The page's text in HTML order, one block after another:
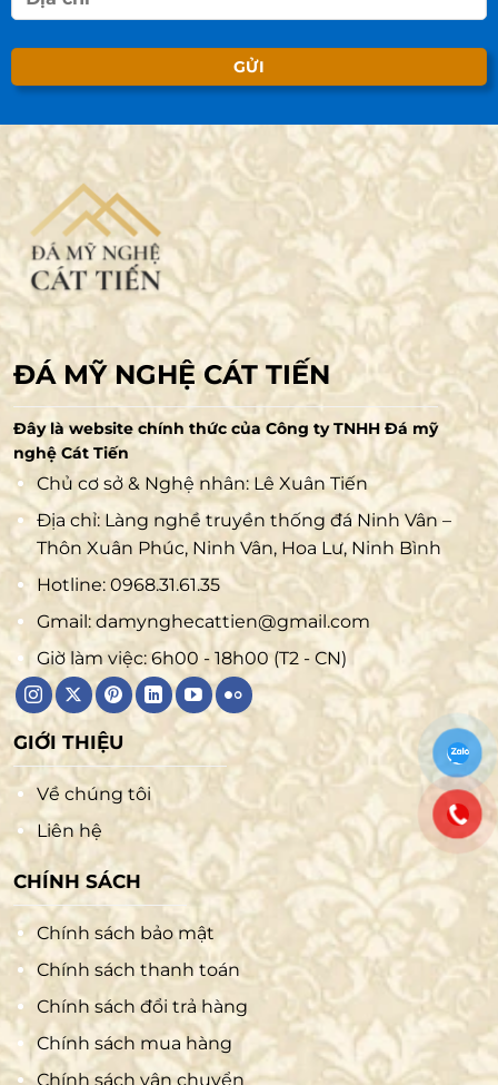
ĐÁ MỸ NGHỆ CÁT TIẾN
Đây là website chính thức của Công ty TNHH Đá mỹ
nghệ Cát Tiến
Chủ cơ sở & Nghệ nhân: Lê Xuân Tiến
Địa chỉ: Làng nghề truyền thống đá Ninh Vân –
Thôn Xuân Phúc, Ninh Vân, Hoa Lư, Ninh Bình
Hotline: 0968.31.61.35
Gmail: damynghecattien@gmail.com
Giờ làm việc: 6h00 - 18h00 (T2 - CN)
GIỚI THIỆU
Về chúng tôi
Liên hệ
CHÍNH SÁCH
Chính sách bảo mật
Chính sách thanh toán
Chính sách đổi trả hàng
Chính sách mua hàng
Chính sách vận chuyển